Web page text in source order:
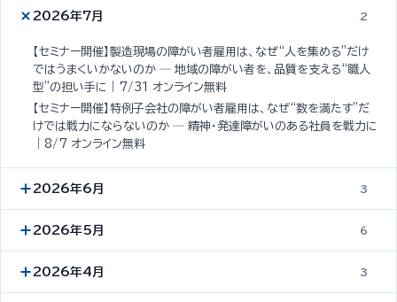
2026年7月 2
【セミナー開催】製造現場の障がい者雇用は、なぜ“人を集める”だけ
ではうまくいかないのか ─ 地域の障がい者を、品質を支える“職人
型”の担い手に｜7/31 オンライン無料
【セミナー開催】特例子会社の障がい者雇用は、なぜ“数を満たす”だ
けでは戦力にならないのか ─ 精神・発達障がいのある社員を戦力に
｜8/7 オンライン無料
2026年6月 3
2026年5月 6
2026年4月 3